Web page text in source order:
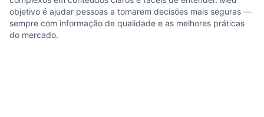
objetivo é ajudar pessoas a tomarem decisões mais seguras —
sempre com informação de qualidade e as melhores práticas
do mercado.